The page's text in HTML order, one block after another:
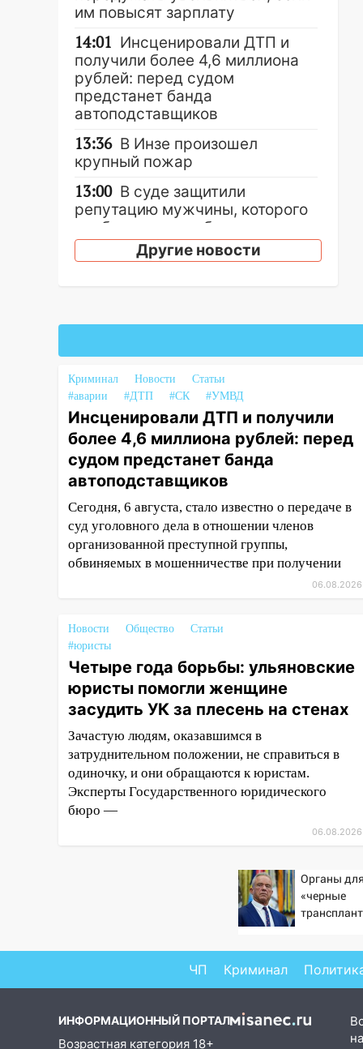
им повысят зарплату
14:01 Инсценировали ДТП и
получили более 4,6 миллиона
рублей: перед судом
предстанет банда
автоподставщиков
13:36 В Инзе произошел
крупный пожар
13:00 В суде защитили
репутацию мужчины, которого
необоснованно обвиняли в
жестоком обращении с
животными
перевозчик провернул хитрую
12:10
Ульяновский алиментщик
накопил 120 тысяч долга
11:49 Снят режим «Ракетная
опасность» на территории
Ульяновской области
11:30 Кабмин РФ разрешил до 1
июля 2027 года импорт, выпуск
и обращение бензина Евро 2,
Евро 3, Евро 4
11:12 Соцсети: на Рябикова
10:27
Где есть бензин в
Ульяновске днем 6 августа:
список АЗС
10:16 Внимание! В Ульяновской
области объявлена ракетная
опасность
10:00 В Старомайнском районе
утонул 51-летний мужчина
09:50 В Ульяновске черный
коршун застрял в тепловозе
помогли юному велосипедисту
на улице Чернышевского
В Заволжском районе
украли два велосипеда
В Ульяновск идет
тридцатиградусная жара:
06:00 Четыре года борьбы:
Другие новости
Криминал Новости
Статьи
#аварии
#ДТП #СК #УМВД
Инсценировали ДТП и получили
более 4,6 миллиона рублей: перед
судом предстанет банда
автоподставщиков
Сегодня, 6 августа, стало известно о передаче в
суд уголовного дела в отношении членов
организованной преступной группы,
обвиняемых в мошенничестве при получении
06.08.2026
Новости Общество
Статьи
#юристы
Четыре года борьбы: ульяновские
юристы помогли женщине
засудить УК за плесень на стенах
Зачастую людям, оказавшимся в
затруднительном положении, не справиться в
одиночку, и они обращаются к юристам.
Эксперты Государственного юридического
бюро —
06.08.2026
Органы
«черные
ЧП Криминал
ИНФОРМАЦИОННЫЙ ПОРТАЛ
Возрастная категория 18+